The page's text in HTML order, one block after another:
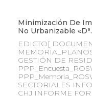
Minimización De
No Urbanizable
EDICTO[
GESTIÓN DE
SECTORIALES
CHJ INFORME